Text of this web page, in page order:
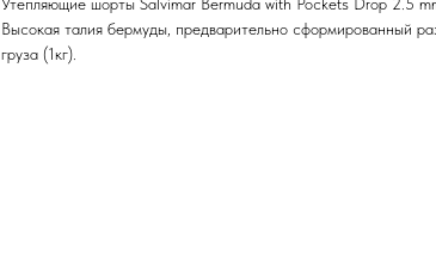
Высокая талия бермуды, предварительно сформированный
груза (1кг).